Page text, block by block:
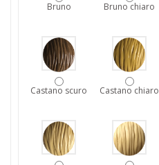
Bruno Bruno chiaro
Castano scuro Castano chiaro